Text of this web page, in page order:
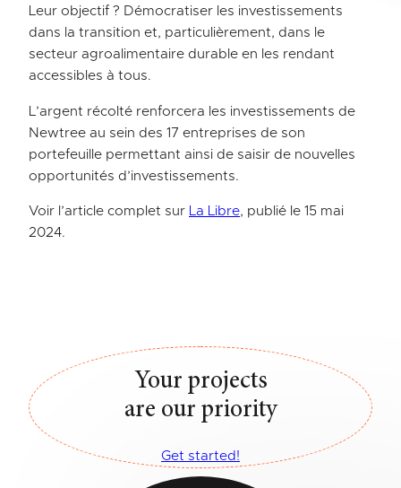
Leur objectif ? Démocratiser les investissements
dans la transition et, particulièrement, dans le
secteur agroalimentaire durable en les rendant
accessibles à tous.
L’argent récolté renforcera les investissements de
Newtree au sein des 17 entreprises de son
portefeuille permettant ainsi de saisir de nouvelles
opportunités d’investissements.
Voir l’article complet sur La Libre, publié le 15 mai
2024.
Your projects
are our priority
Get started!